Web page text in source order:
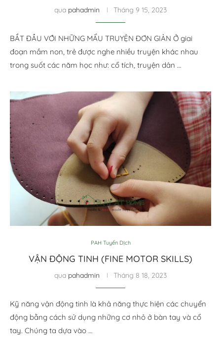
qua pahadmin Tháng 9 15, 2023
BẮT ĐẦU VỚI NHỮNG MẨU TRUYỆN ĐƠN GIẢN Ở giai
đoạn mầm non, trẻ được nghe nhiều truyện khác nhau
trong suốt các năm học như: cổ tích, truyện dân …
PAH Tuyển DỊch
VẬN ĐỘNG TINH (FINE MOTOR SKILLS)
qua pahadmin Tháng 8 18, 2023
Kỹ năng vận động tinh là khả năng thực hiện các chuyển
động bằng cách sử dụng những cơ nhỏ ở bàn tay và cổ
tay. Chúng ta dựa vào …